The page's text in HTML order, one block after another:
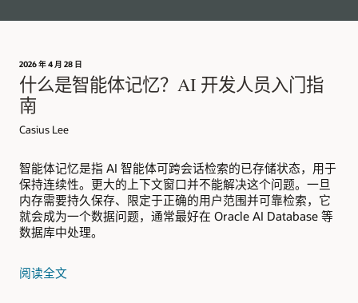
2026 年 4 月 28 日
什么是智能体记忆？AI 开发人员入门指
南
Casius Lee
智能体记忆是指 AI 智能体可跨会话检索的已存储状态，用于
保持连续性。更大的上下文窗口并不能解决这个问题。一旦
内存需要持久保存、限定于正确的用户范围并可靠检索，它
就会成为一个数据问题，通常最好在 Oracle AI Database 等
数据库中处理。
阅读全文